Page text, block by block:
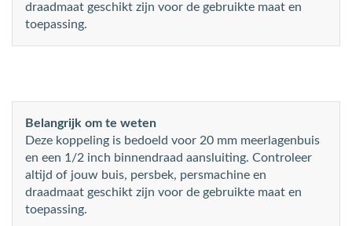
draadmaat geschikt zijn voor de gebruikte maat en
toepassing.
Belangrijk om te weten
Deze koppeling is bedoeld voor 20 mm meerlagenbuis
en een 1/2 inch binnendraad aansluiting. Controleer
altijd of jouw buis, persbek, persmachine en
draadmaat geschikt zijn voor de gebruikte maat en
toepassing.